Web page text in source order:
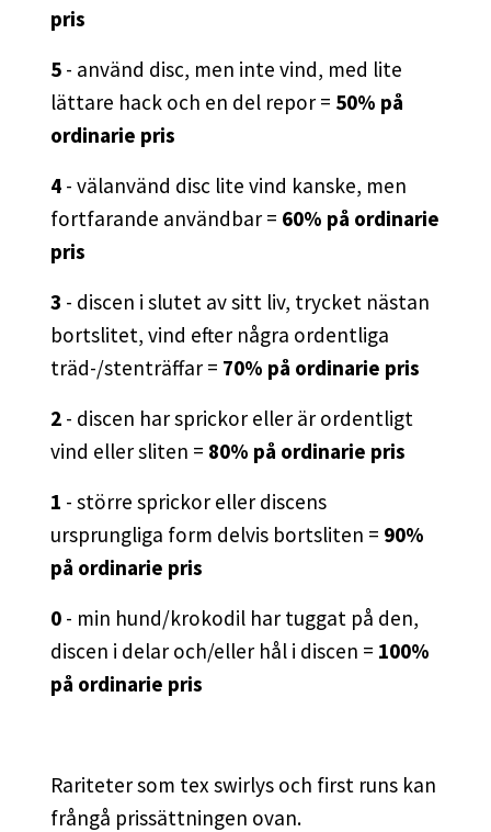
pris
5 - använd disc, men inte vind, med lite
lättare hack och en del repor = 50% på
ordinarie pris
4 - välanvänd disc lite vind kanske, men
fortfarande användbar = 60% på ordinarie
pris
3 - discen i slutet av sitt liv, trycket nästan
bortslitet, vind efter några ordentliga
träd-/stenträffar = 70% på ordinarie pris
2 - discen har sprickor eller är ordentligt
vind eller sliten = 80% på ordinarie pris
1 - större sprickor eller discens
ursprungliga form delvis bortsliten = 90%
på ordinarie pris
0 - min hund/krokodil har tuggat på den,
discen i delar och/eller hål i discen = 100%
på ordinarie pris
Rariteter som tex swirlys och first runs kan
frångå prissättningen ovan.